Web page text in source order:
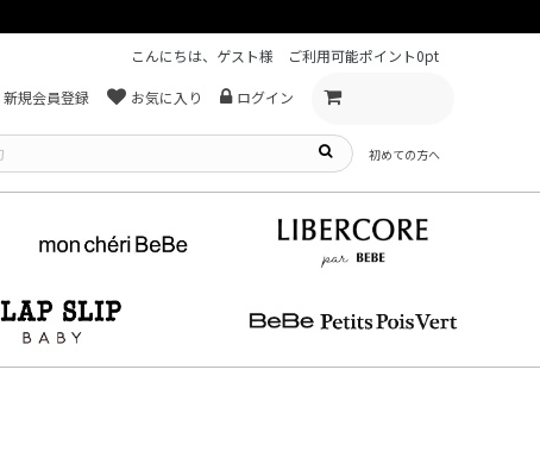
こんにちは、ゲスト様
ご利用可能ポイント0pt
新規会員登録 お気に入り ログイン
初めての方へ